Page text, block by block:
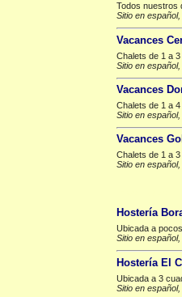
Todos nuestros
Sitio en
Vacances
Chalets de 1 a
Sitio en
Vacances
Chalets de 1 a
Sitio en
Vacances
Chalets de 1 a
Sitio en
Hostería
Ubicada a
Sitio en
Hostería El
Ubicada a 3
Sitio en